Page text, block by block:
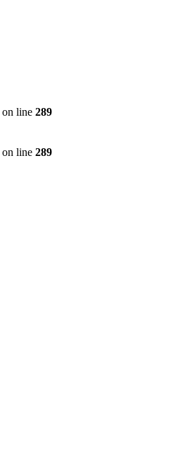
on line 289
on line 289